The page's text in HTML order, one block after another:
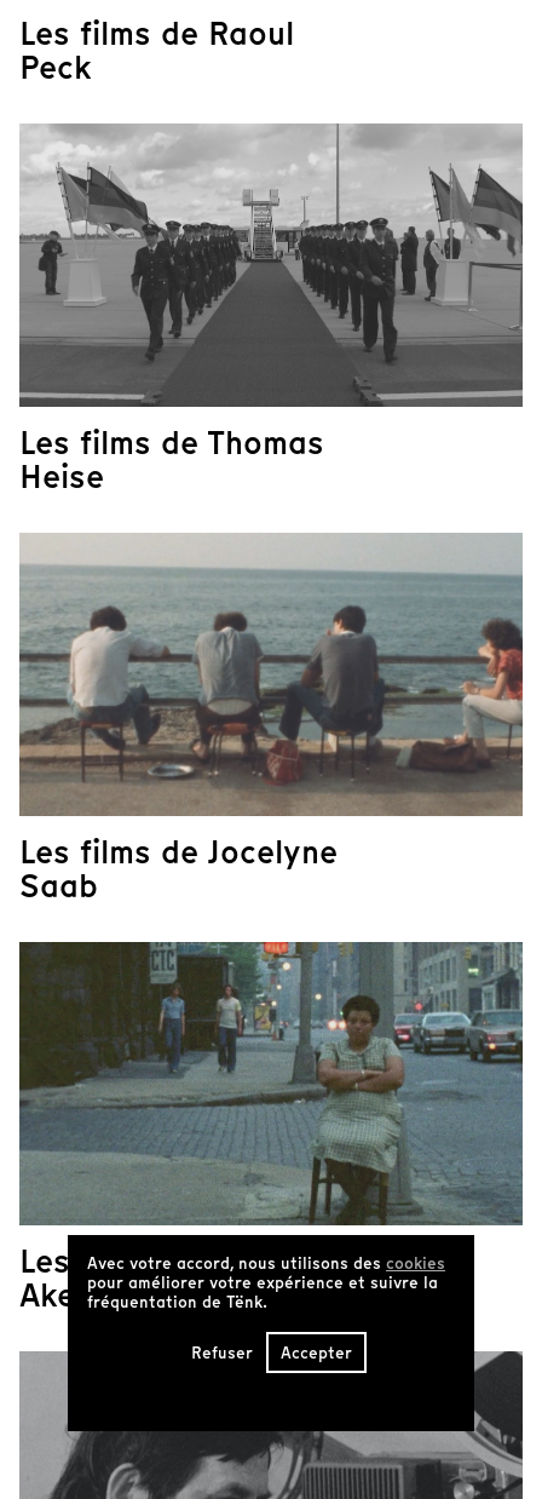
Les films de Raoul
Peck
Les films de Thomas
Heise
Les films de Jocelyne
Saab
Les films de Chantal
Akerman
Avec votre accord, nous utilisons des cookies
pour améliorer votre expérience et suivre la
fréquentation de Tënk.
Refuser Accepter